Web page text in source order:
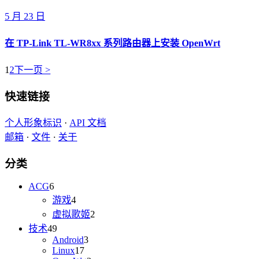
5 月 23 日
在 TP-Link TL-WR8xx 系列路由器上安装 OpenWrt
12下一页 >
快速链接
个人形象标识 · API 文档
邮箱 · 文件 · 关于
分类
ACG6
游戏4
虚拟歌姬2
技术49
Android3
Linux17